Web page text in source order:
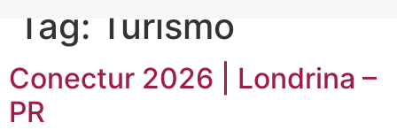
Tag: Turismo
Conectur 2026 | Londrina –
PR